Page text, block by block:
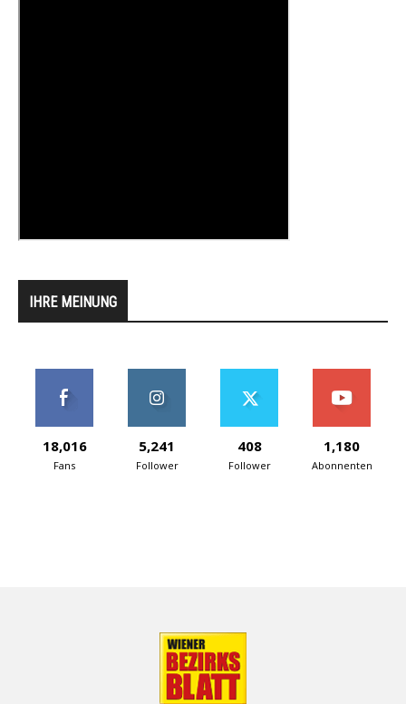
IHRE MEINUNG
18,016
Fans
5,241
Follower
408
Follower
1,180
Abonnenten